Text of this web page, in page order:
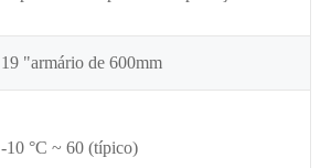
19 "armário de 600mm
-10 °C ~ 60 (típico)